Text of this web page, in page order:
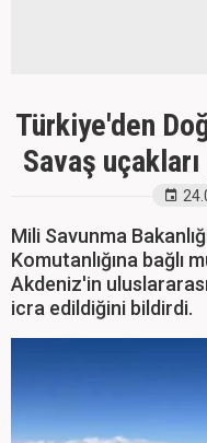
Türkiye'den
Savaş
Mili Savunma
Komutanlığına bağlı
Akdeniz'in
icra edildiğini bildirdi.